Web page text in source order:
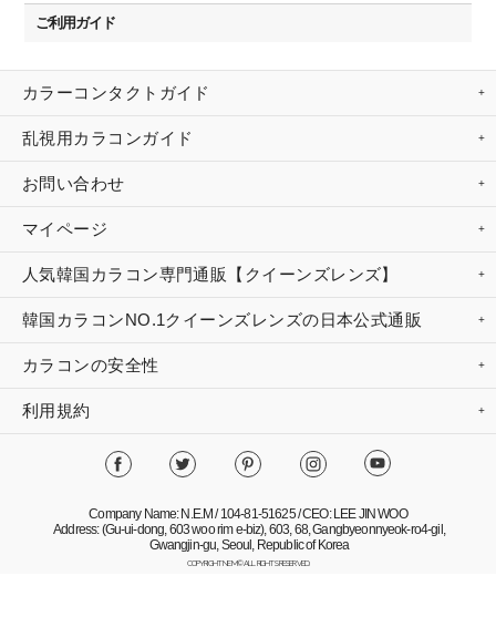
ご利用ガイド
カラーコンタクトガイド
乱視用カラコンガイド
お問い合わせ
マイページ
人気韓国カラコン専門通販【クイーンズレンズ】
韓国カラコンNO.1クイーンズレンズの日本公式通販
カラコンの安全性
利用規約
Company Name: N.E.M / 104-81-51625 / CEO: LEE JIN WOO
Address: (Gu-ui-dong, 603 woo rim e-biz), 603, 68, Gangbyeonnyeok-ro4-gil,
Gwangjin-gu, Seoul, Republic of Korea
COPYRIGHT NEM© ALL RIGHTS RESERVED.